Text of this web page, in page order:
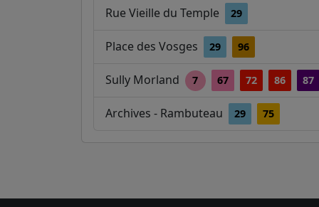
Rue Vieille du Temple 29
Place des Vosges 29 96
Sully Morland 7 67 72 86 87
Archives - Rambuteau 29 75